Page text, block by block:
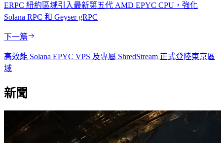
ERPC 紐約區域引入最新第五代 AMD EPYC CPU，強化
Solana RPC 和 Geyser gRPC
下一篇
高效能 Solana EPYC VPS 及專屬 ShredStream 正式登陸東京區
域
新聞